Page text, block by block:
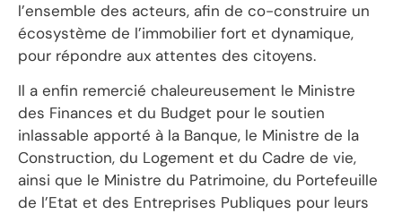
l’ensemble des acteurs, afin de co-construire un
écosystème de l’immobilier fort et dynamique,
pour répondre aux attentes des citoyens.
Il a enfin remercié chaleureusement le Ministre
des Finances et du Budget pour le soutien
inlassable apporté à la Banque, le Ministre de la
Construction, du Logement et du Cadre de vie,
ainsi que le Ministre du Patrimoine, du Portefeuille
de l’Etat et des Entreprises Publiques pour leurs